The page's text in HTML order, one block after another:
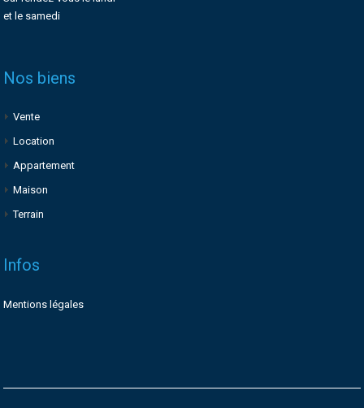
et le samedi
Nos biens
Vente
Location
Appartement
Maison
Terrain
Infos
Mentions légales